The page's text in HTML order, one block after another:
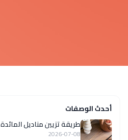
أحدث الوصفات
طريقة تزيين مناديل المائدة
2026-07-08